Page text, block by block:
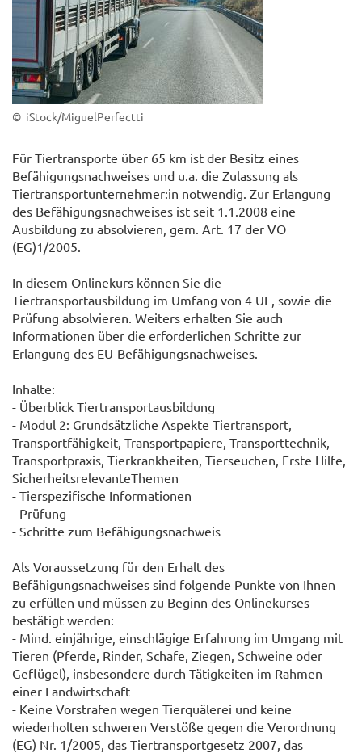
© iStock/MiguelPerfectti
Für Tiertransporte über 65 km ist der Besitz eines
Befähigungsnachweises und u.a. die Zulassung als
Tiertransportunternehmer:in notwendig. Zur Erlangung
des Befähigungsnachweises ist seit 1.1.2008 eine
Ausbildung zu absolvieren, gem. Art. 17 der VO
(EG)1/2005.
In diesem Onlinekurs können Sie die
Tiertransportausbildung im Umfang von 4 UE, sowie die
Prüfung absolvieren. Weiters erhalten Sie auch
Informationen über die erforderlichen Schritte zur
Erlangung des EU-Befähigungsnachweises.
Inhalte:
- Überblick Tiertransportausbildung
- Modul 2: Grundsätzliche Aspekte Tiertransport,
Transportfähigkeit, Transportpapiere, Transporttechnik,
Transportpraxis, Tierkrankheiten, Tierseuchen, Erste Hilfe,
SicherheitsrelevanteThemen
- Tierspezifische Informationen
- Prüfung
- Schritte zum Befähigungsnachweis
Als Voraussetzung für den Erhalt des
Befähigungsnachweises sind folgende Punkte von Ihnen
zu erfüllen und müssen zu Beginn des Onlinekurses
bestätigt werden:
- Mind. einjährige, einschlägige Erfahrung im Umgang mit
Tieren (Pferde, Rinder, Schafe, Ziegen, Schweine oder
Geflügel), insbesondere durch Tätigkeiten im Rahmen
einer Landwirtschaft
- Keine Vorstrafen wegen Tierquälerei und keine
wiederholten schweren Verstöße gegen die Verordnung
(EG) Nr. 1/2005, das Tiertransportgesetz 2007, das